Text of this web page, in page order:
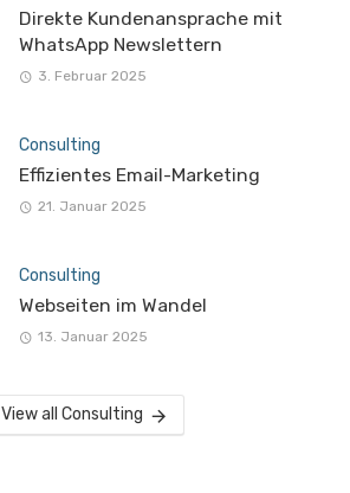
Direkte Kundenansprache mit
WhatsApp Newslettern
3. Februar 2025
Consulting
Effizientes Email-Marketing
21. Januar 2025
Consulting
Webseiten im Wandel
13. Januar 2025
View all Consulting